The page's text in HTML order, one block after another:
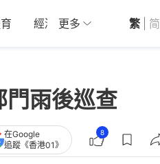
經濟 01深圳 觀點
更多 繁 简
雨後巡查
在Google
追蹤《香港01》
8